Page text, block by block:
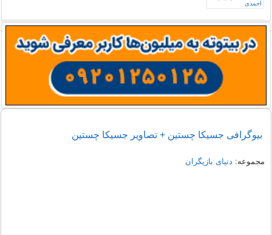
بیوگرافی جسیکا چستین + تصاویر جسیکا چستین
مجموعه: دنیای بازیگران